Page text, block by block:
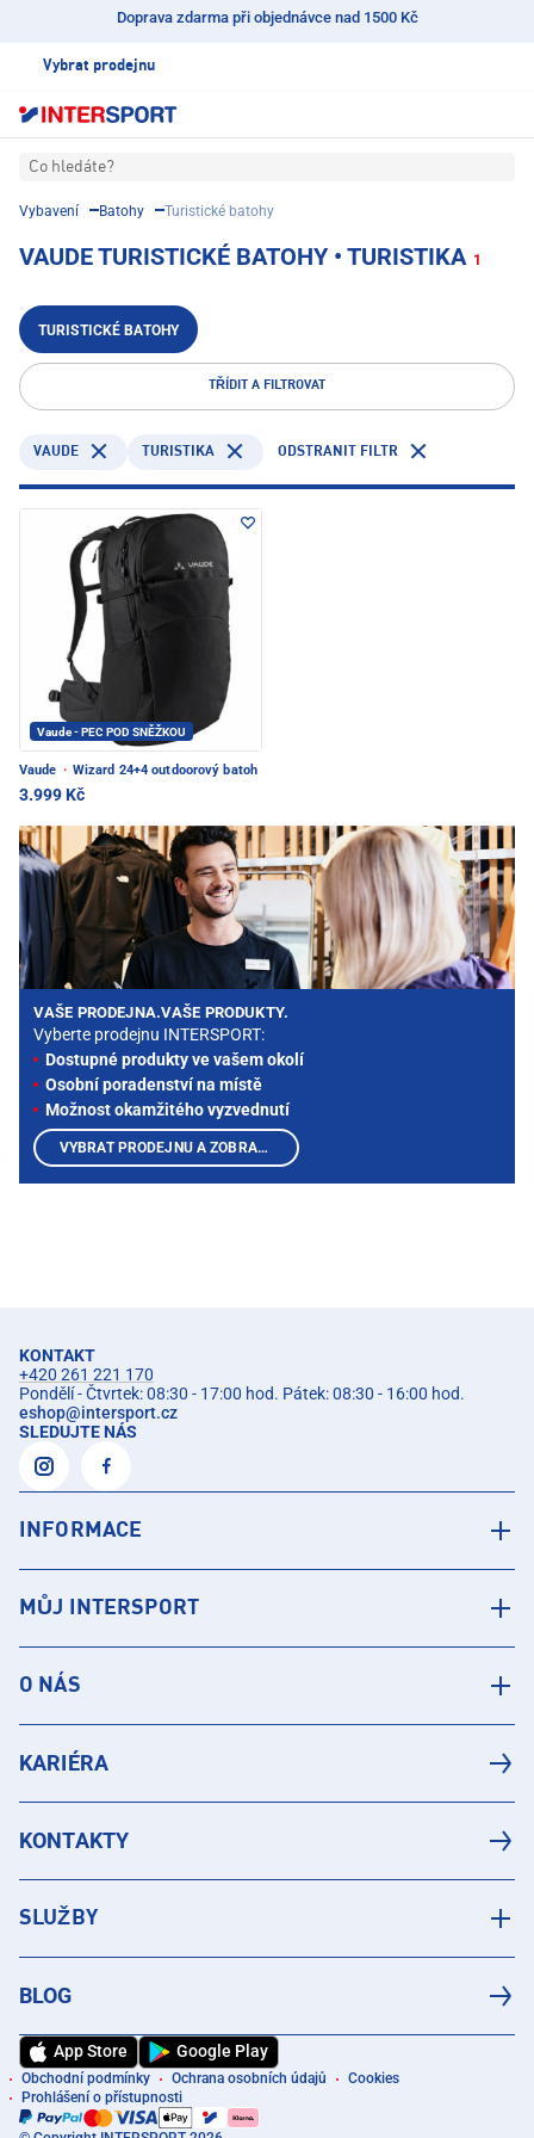
Doprava zdarma při objednávce nad 1500 Kč
Vybrat prodejnu
Co hledáte?
Vybavení Batohy Turistické batohy
VAUDE TURISTICKÉ BATOHY • TURISTIKA 1
TURISTICKÉ BATOHY
TŘÍDIT A FILTROVAT
VAUDE TURISTIKA ODSTRANIT FILTR
Vaude - PEC POD SNĚŽKOU
Vaude · Wizard 24+4 outdoorový batoh
3.999 Kč
VAŠE PRODEJNA.VAŠE PRODUKTY.
Vyberte prodejnu INTERSPORT:
Dostupné produkty ve vašem okolí
Osobní poradenství na místě
Možnost okamžitého vyzvednutí
VYBRAT PRODEJNU A ZOBRAZIT PRODUKTY
KONTAKT
+420 261 221 170
Pondělí - Čtvrtek: 08:30 - 17:00 hod. Pátek: 08:30 - 16:00 hod.
eshop@intersport.cz
SLEDUJTE NÁS
INFORMACE
MŮJ INTERSPORT
O NÁS
KARIÉRA
KONTAKTY
SLUŽBY
BLOG
App Store Google Play
Obchodní podmínky Ochrana osobních údajů
Cookies
Prohlášení o přístupnosti